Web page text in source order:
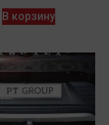
В корзину